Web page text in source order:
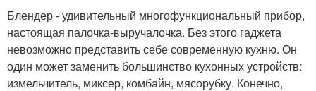
Блендер - удивительный многофункциональный прибор,
настоящая палочка-выручалочка. Без этого гаджета
невозможно представить себе современную кухню. Он
один может заменить большинство кухонных устройств:
измельчитель, миксер, комбайн, мясорубку. Конечно,